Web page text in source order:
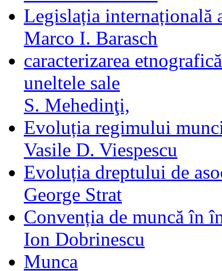
Legislația internațională
Marco I. Barasch
caracterizarea
uneltele sale
S. Mehedinţi,
Evoluția regimului
Vasile D. Viespescu
Evoluția dreptului de
George Strat
Convenția de muncă în
Ion Dobrinescu
Munca